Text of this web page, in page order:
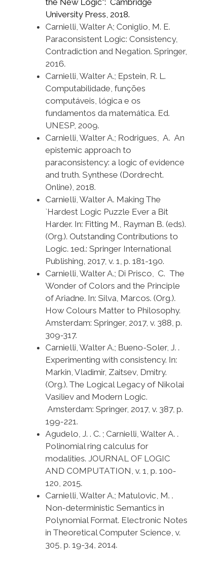
the New Logic": Cambridge
University Press, 2018.
Carnielli, Walter A; Coniglio, M. E.
Paraconsistent Logic: Consistency,
Contradiction and Negation. Springer,
2016.
Carnielli, Walter A.; Epstein, R. L.
Computabilidade, funções
computáveis, lógica e os
fundamentos da matemática. Ed.
UNESP, 2009.
Carnielli, Walter A.; Rodrigues, A. An
epistemic approach to
paraconsistency: a logic of evidence
and truth. Synthese (Dordrecht.
Online), 2018.
Carnielli, Walter A. Making The
`Hardest Logic Puzzle Ever a Bit
Harder. In: Fitting M., Rayman B. (eds).
(Org.). Outstanding Contributions to
Logic. 1ed.: Springer International
Publishing, 2017, v. 1, p. 181-190.
Carnielli, Walter A.; Di Prisco, C. The
Wonder of Colors and the Principle
of Ariadne. In: Silva, Marcos. (Org.).
How Colours Matter to Philosophy.
Amsterdam: Springer, 2017, v. 388, p.
309-317.
Carnielli, Walter A.; Bueno-Soler, J. .
Experimenting with consistency. In:
Markin, Vladimir, Zaitsev, Dmitry.
(Org.). The Logical Legacy of Nikolai
Vasiliev and Modern Logic.
Amsterdam: Springer, 2017, v. 387, p.
199-221.
Agudelo, J. . C. ; Carnielli, Walter A. .
Polinomial ring calculus for
modalities. JOURNAL OF LOGIC
AND COMPUTATION, v. 1, p. 100-
120, 2015.
Carnielli, Walter A.; Matulovic, M. .
Non-deterministic Semantics in
Polynomial Format. Electronic Notes
in Theoretical Computer Science, v.
305, p. 19-34, 2014.